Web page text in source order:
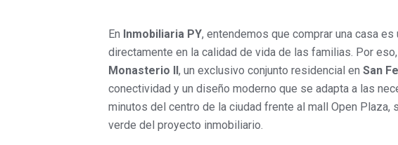
En Inmobiliaria PY, entendemos que comprar una casa
directamente en la calidad de vida de las familias. Por
Monasterio II, un exclusivo conjunto residencial en San
conectividad y un diseño moderno que se adapta a las
minutos del centro de la ciudad frente al mall Open Plaza,
verde del proyecto inmobiliario.